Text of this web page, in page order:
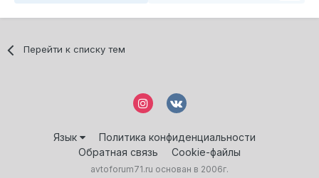
Перейти к списку тем
Язык
Политика конфиденциальности
Обратная связь
Cookie-файлы
avtoforum71.ru основан в 2006г.